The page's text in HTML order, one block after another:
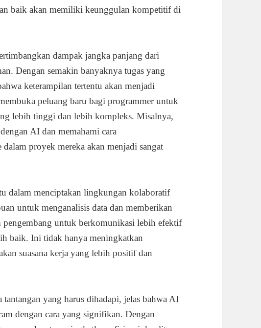
baik akan memiliki keunggulan kompetitif di
dampak jangka panjang dari
Dengan semakin banyaknya tugas yang
keterampilan tertentu akan menjadi
peluang baru bagi programmer untuk
lebih tinggi dan lebih kompleks. Misalnya,
AI dan memahami cara
proyek mereka akan menjadi sangat
dalam menciptakan lingkungan kolaboratif
untuk menganalisis data dan memberikan
pengembang untuk berkomunikasi lebih efektif
baik. Ini tidak hanya meningkatkan
suasana kerja yang lebih positif dan
tantangan yang harus dihadapi, jelas bahwa AI
dengan cara yang signifikan. Dengan